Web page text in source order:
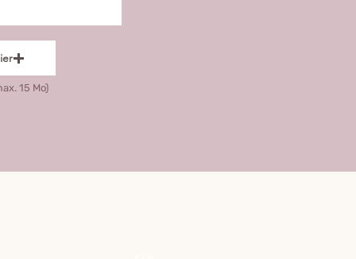
15 Mo)